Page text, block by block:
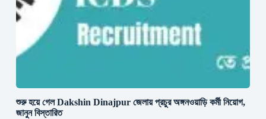
শুরু হয়ে গেল Dakshin Dinajpur জেলায় প্রচুর অঙ্গনওয়াড়ি কর্মী নিয়োগ,
জানুন বিস্তারিত